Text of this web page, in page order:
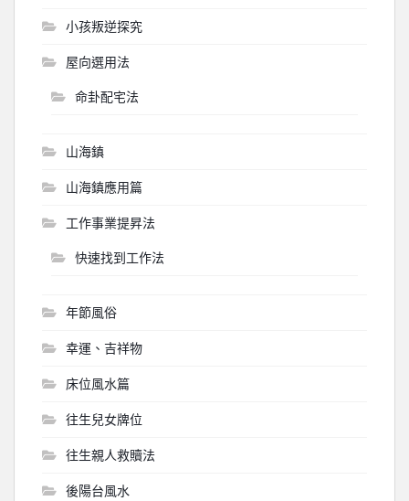
小孩叛逆探究
屋向選用法
命卦配宅法
山海鎮
山海鎮應用篇
工作事業提昇法
快速找到工作法
年節風俗
幸運、吉祥物
床位風水篇
往生兒女牌位
往生親人救贖法
後陽台風水